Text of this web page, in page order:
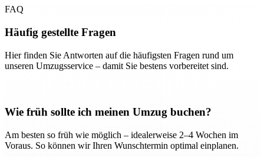
FAQ
Häufig gestellte Fragen
Hier finden Sie Antworten auf die häufigsten Fragen rund um
unseren Umzugsservice – damit Sie bestens vorbereitet sind.
Wie früh sollte ich meinen Umzug buchen?
Am besten so früh wie möglich – idealerweise 2–4 Wochen im
Voraus. So können wir Ihren Wunschtermin optimal einplanen.